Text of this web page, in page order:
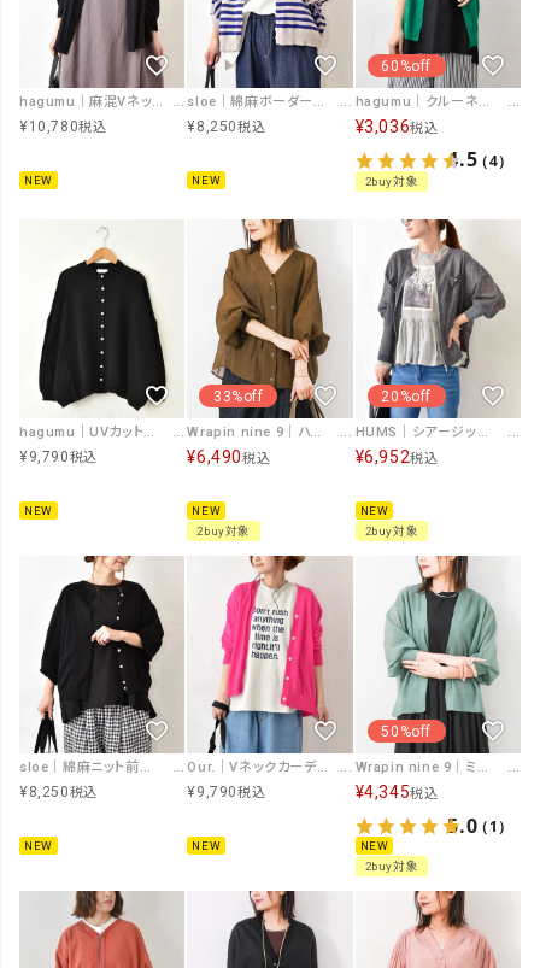
hagumu｜麻混Vネックカーデ [[hag-209]][C]
¥10,780税込
NEW
sloe｜綿麻ボーダーニット前後2WAYドルマン5分袖カーデ [[4101843-1]][C]
¥8,250税込
NEW
60%off
hagumu｜クルーネックカーデ [[10040162]][C]
¥3,036税込
4.5（4）
2buy対象
¥9,790税込
NEW
33%off
¥6,490税込
NEW
2buy対象
20%off
¥6,952税込
NEW
2buy対象
sloe｜綿麻ニット前後2WAYドルマン5分袖カーデ [[4101843]][C]
¥8,250税込
NEW
Our.｜Vネックカーデ [[Ou-CD-08]][C]
¥9,790税込
NEW
50%off
Wrapin nine 9｜ミックスラメスリットトッパー [[265EB0858]][F]
¥4,345税込
5.0（1）
NEW
2buy対象